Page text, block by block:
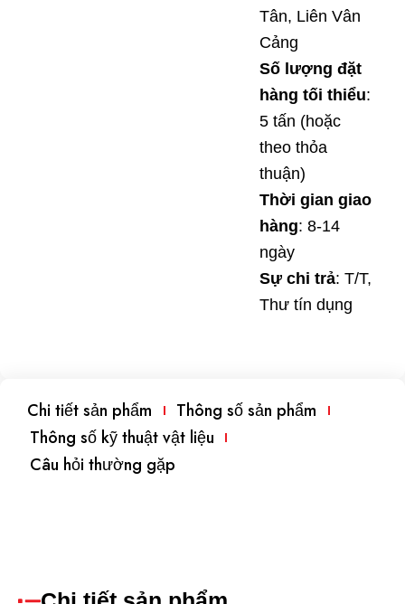
Tân, Liên Vân
Cảng
Số lượng đặt
hàng tối thiểu:
5 tấn (hoặc
theo thỏa
thuận)
Thời gian giao
hàng:8-14
ngày
Sự chi trả: T/T,
Thư tín dụng
Chi tiết sản phẩm
Thông số sản phẩm
Thông số kỹ thuật vật liệu
Câu hỏi thường gặp